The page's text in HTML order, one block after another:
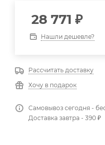
28 771 ₽
Нашли дешевле?
Рассчитать доставку
Хочу в подарок
Самовывоз сегодня -
Доставка завтра - 390 ₽